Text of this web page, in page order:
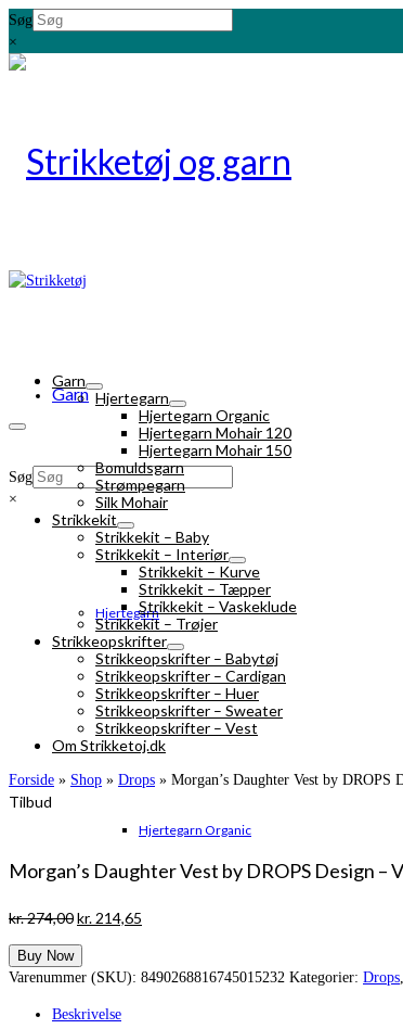
Søg
×
Garn
Hjertegarn
Hjertegarn Organic
Søg
×
Garn
Hjertegarn
Hjertegarn Organic
Hjertegarn Mohair 120
Hjertegarn Mohair 150
Bomuldsgarn
Strømpegarn
Silk Mohair
Strikkekit
Strikkekit – Baby
Strikkekit – Interiør
Strikkekit – Kurve
Strikkekit – Tæpper
Strikkekit – Vaskeklude
Strikkekit – Trøjer
Strikkeopskrifter
Strikkeopskrifter – Babytøj
Strikkeopskrifter – Cardigan
Strikkeopskrifter – Huer
Strikkeopskrifter – Sweater
Strikkeopskrifter – Vest
Om Strikketoj.dk
Forside » Shop » Drops » Morgan’s Daughter Vest by
Tilbud
Morgan’s Daughter Vest by DROPS Design –
kr.274,00Den
pris
var:
kr. 214,65
er:
Buy Now
Varenummer (SKU): 8490268816745015232 Kategorier: Drops,
Beskrivelse